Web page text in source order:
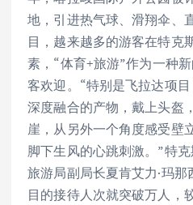
地，引进热气球、滑翔伞、
目，越来越多的游客在特克
素，“体育+旅游”作为一种
客欢迎。“特别是飞拉达项
深度融合的产物，戴上头盔
崖，从另外一个角度感受壁
脚下生风的心跳刺激。”特
旅游局副局长夏肯艾力·玛
目的接待人次就突破万人，